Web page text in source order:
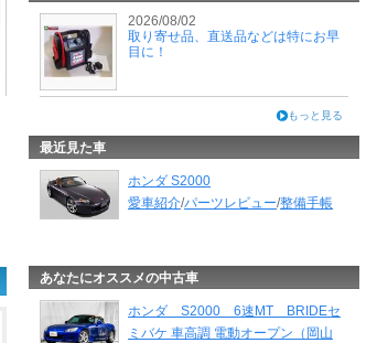
2026/08/02
取り寄せ品、直送品などは特にお早
目に！
もっと見る
最近見た車
ホンダ S2000
愛車紹介/パーツレビュー/整備手帳
あなたにオススメの中古車
ホンダ S2000 6速MT BRIDEセ
ミバケ 車高調 電動オープン（岡山